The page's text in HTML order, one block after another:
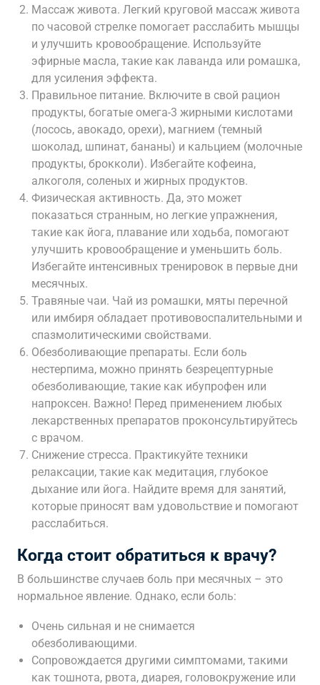
Массаж живота. Легкий круговой массаж живота
по часовой стрелке помогает расслабить мышцы
и улучшить кровообращение. Используйте
эфирные масла, такие как лаванда или ромашка,
для усиления эффекта.
Правильное питание. Включите в свой рацион
продукты, богатые омега-3 жирными кислотами
(лосось, авокадо, орехи), магнием (темный
шоколад, шпинат, бананы) и кальцием (молочные
продукты, брокколи). Избегайте кофеина,
алкоголя, соленых и жирных продуктов.
Физическая активность. Да, это может
показаться странным, но легкие упражнения,
такие как йога, плавание или ходьба, помогают
улучшить кровообращение и уменьшить боль.
Избегайте интенсивных тренировок в первые дни
месячных.
Травяные чаи. Чай из ромашки, мяты перечной
или имбиря обладает противовоспалительными и
спазмолитическими свойствами.
Обезболивающие препараты. Если боль
нестерпима, можно принять безрецептурные
обезболивающие, такие как ибупрофен или
напроксен. Важно! Перед применением любых
лекарственных препаратов проконсультируйтесь
с врачом.
Снижение стресса. Практикуйте техники
релаксации, такие как медитация, глубокое
дыхание или йога. Найдите время для занятий,
которые приносят вам удовольствие и помогают
расслабиться.
Когда стоит обратиться к врачу?
В большинстве случаев боль при месячных – это
нормальное явление. Однако, если боль:
Очень сильная и не снимается
обезболивающими.
Сопровождается другими симптомами, такими
как тошнота, рвота, диарея, головокружение или